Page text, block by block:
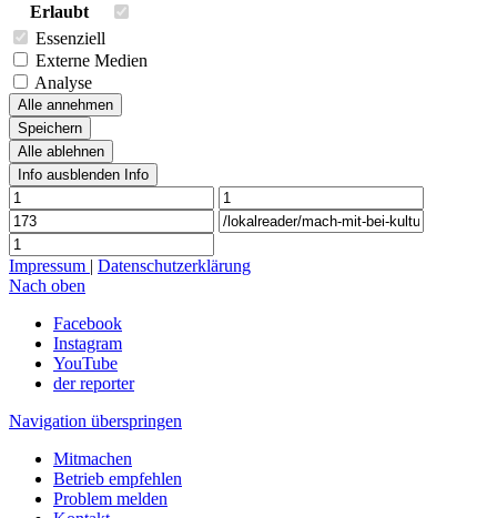
Erlaubt
Essenziell
Externe Medien
Analyse
Alle annehmen
Speichern
Alle ablehnen
Info ausblenden Info
Impressum | Datenschutzerklärung
Nach oben
Facebook
Instagram
YouTube
der reporter
Navigation überspringen
Mitmachen
Betrieb empfehlen
Problem melden